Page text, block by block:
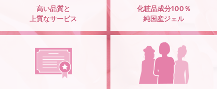
高い品質と
上質なサービス
化粧品成分100％
純国産ジェル